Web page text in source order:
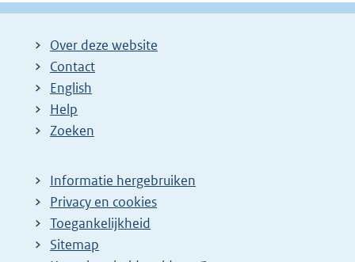
Over deze website
Contact
English
Help
Zoeken
Informatie hergebruiken
Privacy en cookies
Toegankelijkheid
Sitemap